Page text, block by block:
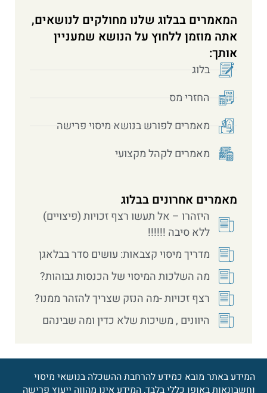
המאמרים בבלוג שלנו מחולקים לנושאים,
אתה מוזמן ללחוץ על הנושא שמעניין
אותך:
בלוג
החזרי מס
מאמרים לפורש בנושא מיסוי פרישה
מאמרים לקהל מקצועי
מאמרים אחרונים בבלוג
היזהרו – אל תעשו רצף זכויות (פיצויים)
ללא סיבה !!!!!!
מדריך מיסוי קצבאות: עושים סדר בבלאגן
מה השלכות המיסוי של הכנסות גבוהות?
רצף זכויות -מה הנזק שצריך להזהר ממנו?
היוונים , משיכות שלא כדין ומה שבינהם
המידע באתר מובא כמידע להרחבת ההשכלה בנושאי מיסוי
וחשבונאות באופן כללי בלבד, המידע אינו מהווה ייעוץ פרישה